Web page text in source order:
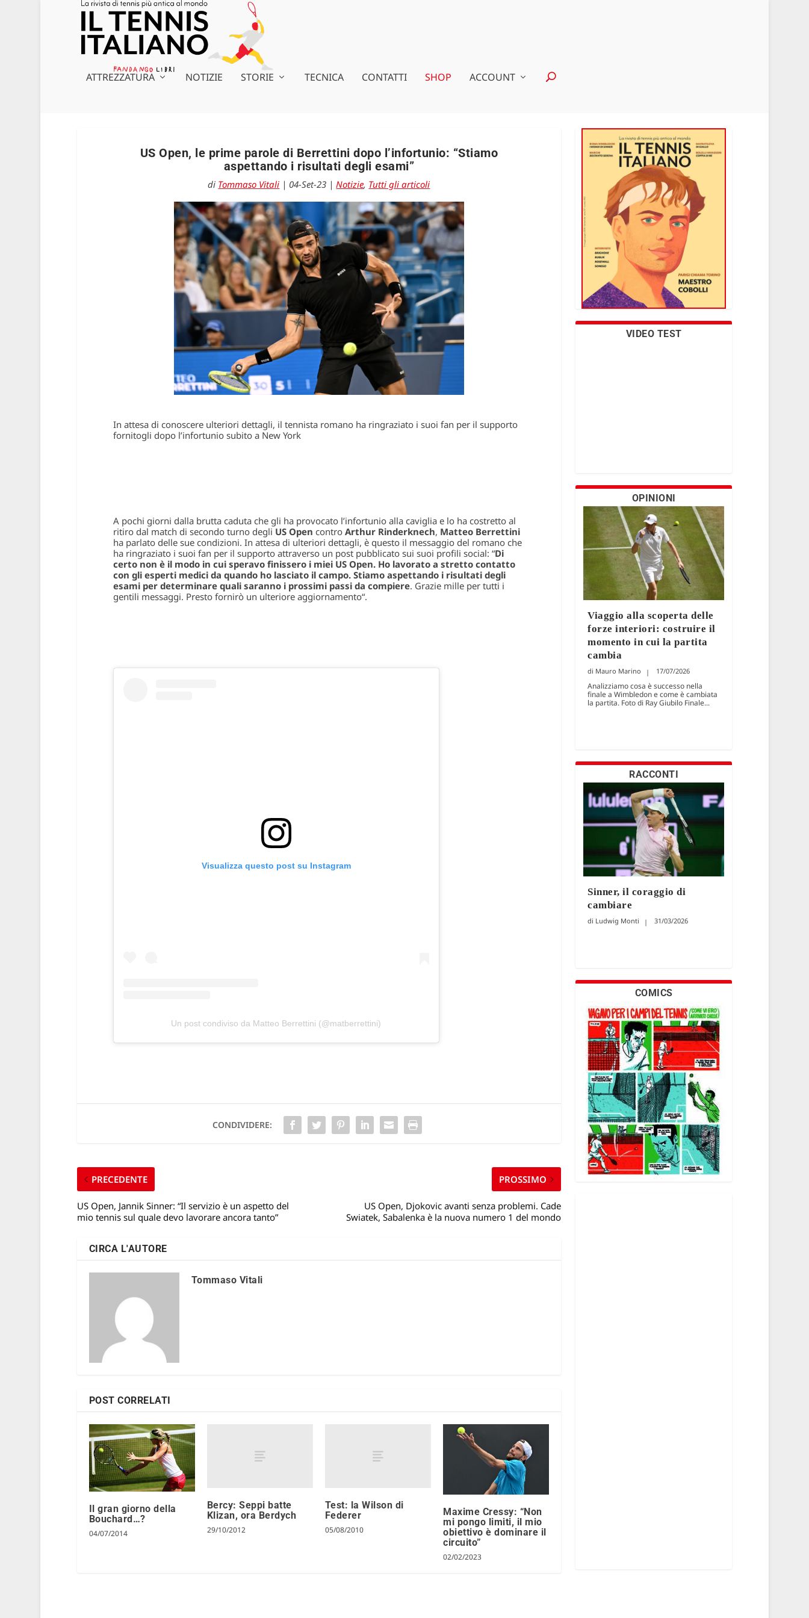
ATTREZZATURA NOTIZIE STORIE TECNICA CONTATTI SHOP ACCOUNT
US Open, le prime parole di Berrettini dopo l’infortunio: “Stiamo
aspettando i risultati degli esami”
di Tommaso Vitali | 04-Set-23 |Notizie, Tutti gli articoli
In attesa di conoscere ulteriori dettagli, il tennista romano ha ringraziato i suoi fan per il supporto
fornitogli dopo l’infortunio subito a New York
A pochi giorni dalla brutta caduta che gli ha provocato l’infortunio alla caviglia e lo ha costretto al
ritiro dal match di secondo turno degli US Open contro Arthur Rinderknech, Matteo Berrettini
ha parlato delle sue condizioni. In attesa di ulteriori dettagli, è questo il messaggio del romano che
ha ringraziato i suoi fan per il supporto attraverso un post pubblicato sui suoi profili social: “Di
certo non è il modo in cui speravo finissero i miei US Open. Ho lavorato a stretto contatto
con gli esperti medici da quando ho lasciato il campo. Stiamo aspettando i risultati degli
esami per determinare quali saranno i prossimi passi da compiere. Grazie mille per tutti i
gentili messaggi. Presto fornirò un ulteriore aggiornamento“.
Visualizza questo post su Instagram
Un post condiviso da Matteo Berrettini (@matberrettini)
CONDIVIDERE:
PRECEDENTE
US Open, Jannik Sinner: “Il servizio è un aspetto del
mio tennis sul quale devo lavorare ancora tanto”
PROSSIMO
US Open, Djokovic avanti senza problemi. Cade
Swiatek, Sabalenka è la nuova numero 1 del mondo
CIRCA L'AUTORE
Tommaso Vitali
POST CORRELATI
Il gran giorno della
Bouchard…?
04/07/2014
Bercy: Seppi batte
Klizan, ora Berdych
29/10/2012
Test: la Wilson di
Federer
05/08/2010
Maxime Cressy: “Non
mi pongo limiti, il mio
obiettivo è dominare il
circuito”
02/02/2023
VIDEO TEST
OPINIONI
Viaggio alla scoperta delle
forze interiori: costruire il
momento in cui la partita
cambia
Mauro Marino 17/07/2026
Analizziamo cosa è successo nella
finale a Wimbledon e come è cambiata
la partita. Foto di Ray Giubilo Finale...
RACCONTI
Sinner, il coraggio di
cambiare
Ludwig Monti 31/03/2026
COMICS